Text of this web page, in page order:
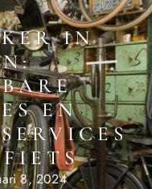
IN
EN
8, 2024